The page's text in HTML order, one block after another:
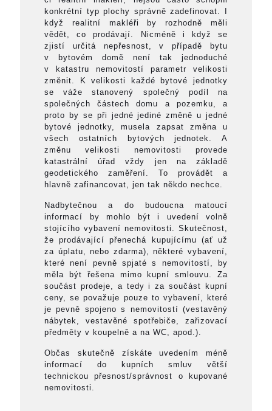
konkrétní typ plochy správně zadefinovat. I
když realitní makléři by rozhodně měli
vědět, co prodávají. Nicméně i když se
zjistí určitá nepřesnost, v případě bytu
v bytovém domě není tak jednoduché
v katastru nemovitostí parametr velikosti
změnit. K velikosti každé bytové jednotky
se váže stanovený společný podíl na
společných částech domu a pozemku, a
proto by se při jedné jediné změně u jedné
bytové jednotky, musela zapsat změna u
všech ostatních bytových jednotek. A
změnu velikosti nemovitosti provede
katastrální úřad vždy jen na základě
geodetického zaměření. To provádět a
hlavně zafinancovat, jen tak někdo nechce.
Nadbytečnou a do budoucna matoucí
informací by mohlo být i uvedení volně
stojícího vybavení nemovitosti. Skutečnost,
že prodávající přenechá kupujícímu (ať už
za úplatu, nebo zdarma), některé vybavení,
které není pevně spjaté s nemovitostí, by
měla být řešena mimo kupní smlouvu. Za
součást prodeje, a tedy i za součást kupní
ceny, se považuje pouze to vybavení, které
je pevně spojeno s nemovitostí (vestavěný
nábytek, vestavěné spotřebiče, zařizovací
předměty v koupelně a na WC, apod.).
Občas skutečně získáte uvedením méně
informací do kupních smluv větší
technickou přesnost/správnost o kupované
nemovitosti.